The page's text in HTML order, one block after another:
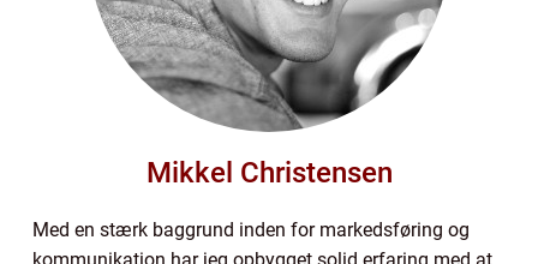
Mikkel Christensen
Med en stærk baggrund inden for markedsføring og